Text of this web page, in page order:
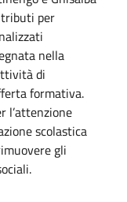
per
nella
di
formativa.
l’attenzione
scolastica
gli